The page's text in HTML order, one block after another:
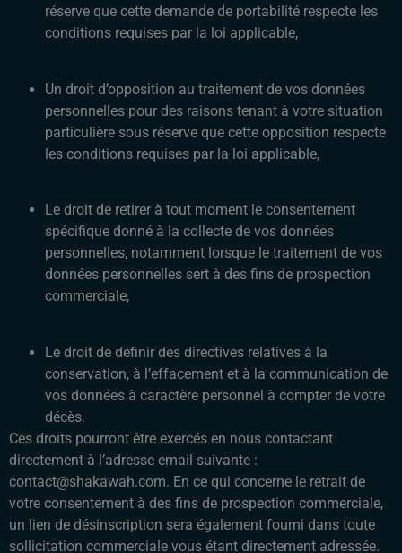
réserve que cette demande de portabilité respecte les
conditions requises par la loi applicable,
Un droit d’opposition au traitement de vos données
personnelles pour des raisons tenant à votre situation
particulière sous réserve que cette opposition respecte
les conditions requises par la loi applicable,
Le droit de retirer à tout moment le consentement
spécifique donné à la collecte de vos données
personnelles, notamment lorsque le traitement de vos
données personnelles sert à des fins de prospection
commerciale,
Le droit de définir des directives relatives à la
conservation, à l’effacement et à la communication de
vos données à caractère personnel à compter de votre
décès.
Ces droits pourront être exercés en nous contactant
directement à l’adresse email suivante :
contact@shakawah.com. En ce qui concerne le retrait de
votre consentement à des fins de prospection commerciale,
un lien de désinscription sera également fourni dans toute
sollicitation commerciale vous étant directement adressée.